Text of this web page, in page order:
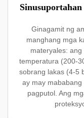
Ginagamit ng
manghang mga
materyales:
temperatura (200-
sobrang lakas (4-5
ay may
pagputol. Ang